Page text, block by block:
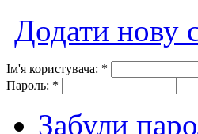
Додати нову
Ім'я користувача: *
Пароль: *
Забули